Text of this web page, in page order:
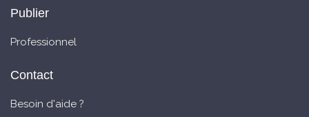
Publier
Professionnel
Contact
Besoin d'aide ?